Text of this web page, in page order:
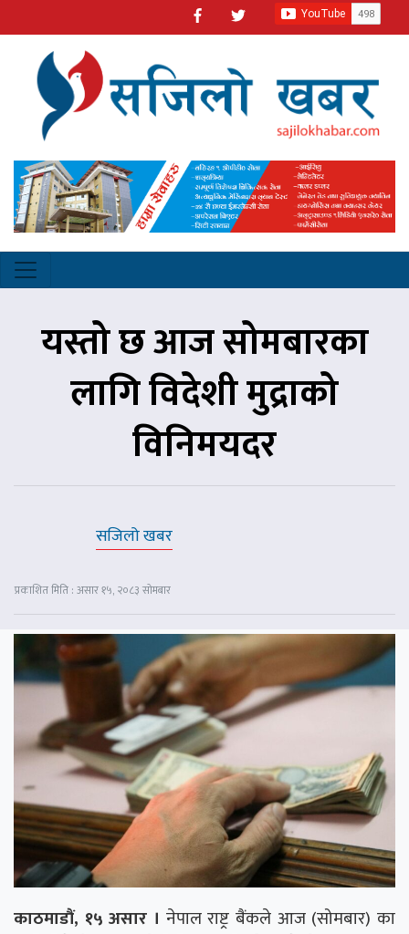
यस्तो छ आज सोमबारका
लागि विदेशी मुद्राको
विनिमयदर
सजिलो खबर
प्रकाशित मिति : असार १५, २०८३ सोमबार
काठमाडौं, १५ असार । नेपाल राष्ट्र बैंकले आज (सोमबार) का